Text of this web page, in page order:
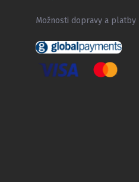
Možnosti dopravy a platby